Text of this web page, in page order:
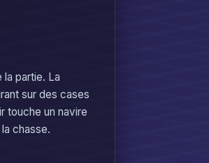
partie. La
sur des cases
touche un navire
chasse.